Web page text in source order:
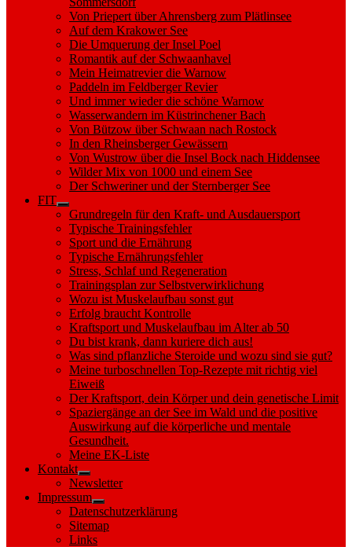
Von Priepert über Ahrensberg zum Plätlinsee
Auf dem Krakower See
Die Umquerung der Insel Poel
Romantik auf der Schwaanhavel
Mein Heimatrevier die Warnow
Paddeln im Feldberger Revier
Und immer wieder die schöne Warnow
Wasserwandern im Küstrinchener Bach
Von Bützow über Schwaan nach Rostock
In den Rheinsberger Gewässern
Von Wustrow über die Insel Bock nach Hiddensee
Wilder Mix von 1000 und einem See
Der Schweriner und der Sternberger See
FIT
Show
sub
menu
Grundregeln für den Kraft- und Ausdauersport
Typische Trainingsfehler
Sport und die Ernährung
Typische Ernährungsfehler
Stress, Schlaf und Regeneration
Trainingsplan zur Selbstverwirklichung
Wozu ist Muskelaufbau sonst gut
Erfolg braucht Kontrolle
Kraftsport und Muskelaufbau im Alter ab 50
Du bist krank, dann kuriere dich aus!
Was sind pflanzliche Steroide und wozu sind sie gut?
Meine turboschnellen Top-Rezepte mit richtig viel
Eiweiß
Der Kraftsport, dein Körper und dein genetische Limit
Spaziergänge an der See im Wald und die positive
Auswirkung auf die körperliche und mentale
Gesundheit.
Meine EK-Liste
Kontakt
Show
sub
menu
Newsletter
Impressum
Show
sub
menu
Datenschutzerklärung
Sitemap
Links